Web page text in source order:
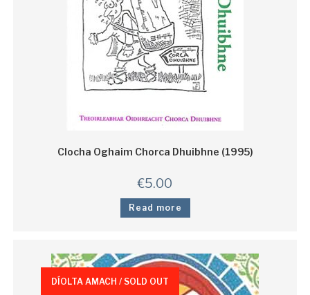
Clocha Oghaim Chorca Dhuibhne (1995)
€5.00
Read more
DÍOLTA AMACH / SOLD OUT